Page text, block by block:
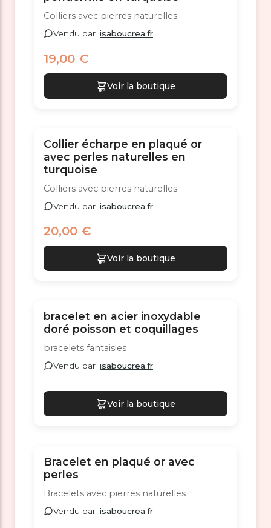
Colliers avec pierres naturelles
Vendu par :isaboucrea.fr
19,00 €
Voir la boutique
Collier écharpe en plaqué or
avec perles naturelles en
turquoise
Colliers avec pierres naturelles
Vendu par :isaboucrea.fr
20,00 €
Voir la boutique
bracelet en acier inoxydable
doré poisson et coquillages
bracelets fantaisies
Vendu par :isaboucrea.fr
Voir la boutique
Bracelet en plaqué or avec
perles
Bracelets avec pierres naturelles
Vendu par :isaboucrea.fr